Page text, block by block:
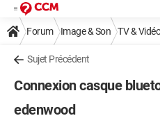
Forum Image & Son TV & Vidéo
Sujet Précédent
Connexion casque
edenwood